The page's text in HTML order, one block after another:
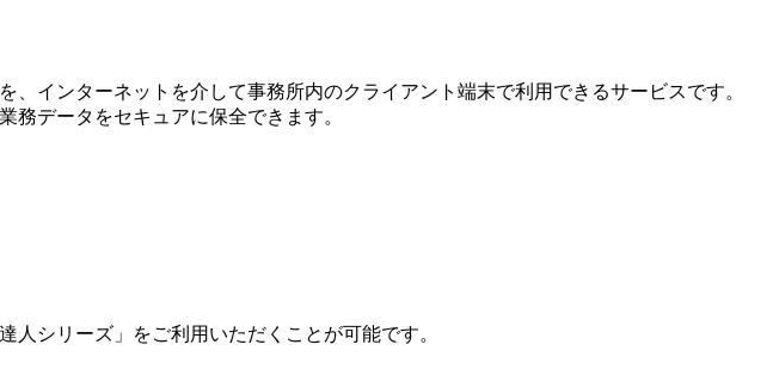
インターネットを介して事務所内のクライアント端末で利用できるサービスです。
務データをセキュアに保全できます。
シリーズ」をご利用いただくことが可能です。